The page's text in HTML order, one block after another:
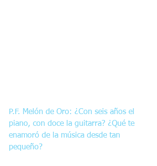
P.F. Melón de Oro: ¿Con seis años el
piano, con doce la guitarra? ¿Qué te
enamoró de la música desde tan
pequeño?